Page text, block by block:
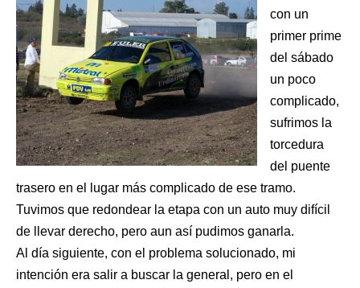
con un
primer prime
del sábado
un poco
complicado,
sufrimos la
torcedura
del puente
trasero en el lugar más complicado de ese tramo.
Tuvimos que redondear la etapa con un auto muy difícil
de llevar derecho, pero aun así pudimos ganarla.
Al día siguiente, con el problema solucionado, mi
intención era salir a buscar la general, pero en el